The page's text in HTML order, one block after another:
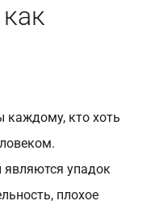
кто хоть
упадок
плохое